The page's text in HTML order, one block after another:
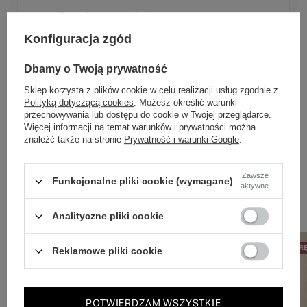
Ponadczasowy design
Dbamy o doświadczenie klientów i wysyłamy w 24h.
Zobacz również
50% NA DRUGĄ PARĘ 50% NA DRUGĄ
Konfiguracja zgód
Dbamy o Twoją prywatność
Sklep korzysta z plików cookie w celu realizacji usług zgodnie z
Polityką dotyczącą cookies. Możesz określić warunki
przechowywania lub dostępu do cookie w Twojej przeglądarce.
Więcej informacji na temat warunków i prywatności można
znaleźć także na stronie Prywatność i warunki Google.
Funkcjonalne pliki cookie (wymagane) Zawsze
aktywne
Analityczne pliki cookie
Reklamowe pliki cookie
POTWIERDZAM WSZYSTKIE